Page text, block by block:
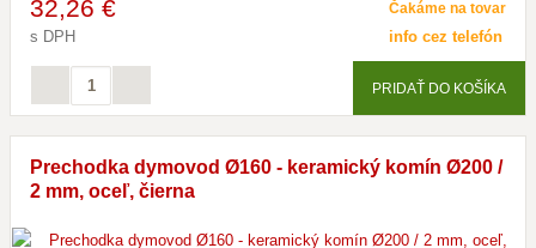
32,26 €
s DPH
Čakáme na tovar
info cez telefón
PRIDAŤ DO KOŠÍKA
Prechodka dymovod Ø160 - keramický komín Ø200 /
2 mm, oceľ, čierna